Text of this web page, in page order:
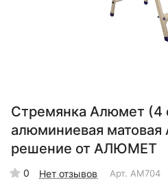
Стремянка Алюмет (4
алюминиевая
решение от АЛЮМЕТ
0 Нет отзывов Арт. AM704